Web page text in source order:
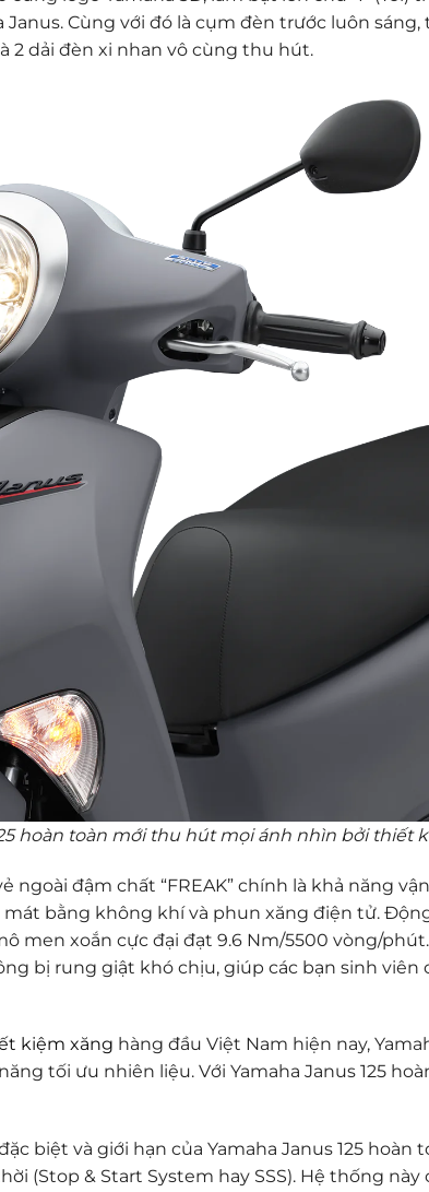
Janus. Cùng với đó là cụm đèn trước luôn
2 dải đèn xi nhan vô cùng thu hút.
hoàn toàn mới thu hút mọi ánh nhìn bởi thiết
ngoài đậm chất “FREAK” chính là khả năng
mát bằng không khí và phun xăng điện tử.
men xoắn cực đại đạt 9.6 Nm/5500 vòng/
bị rung giật khó chịu, giúp các bạn sinh
kiệm xăng hàng đầu Việt Nam hiện nay,
tối ưu nhiên liệu. Với Yamaha Janus 125
biệt và giới hạn của Yamaha Janus 125 hoàn
(Stop & Start System hay SSS). Hệ thống